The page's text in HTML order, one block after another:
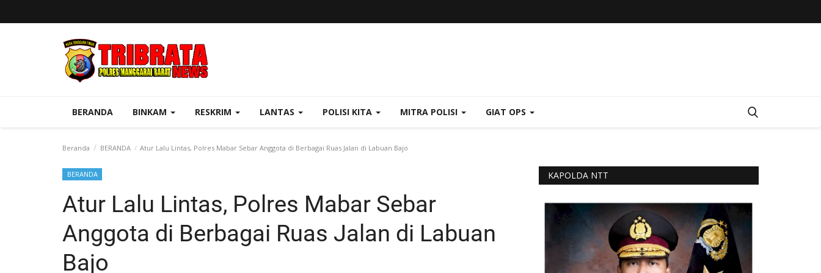
BERANDA BINKAM RESKRIM LANTAS POLISI KITA MITRA POLISI GIAT OPS
Beranda BERANDA Atur Lalu Lintas, Polres Mabar Sebar Anggota di Berbagai Ruas Jalan di Labuan Bajo
BERANDA
Atur Lalu Lintas, Polres Mabar Sebar
Anggota di Berbagai Ruas Jalan di Labuan
Bajo
KAPOLDA NTT